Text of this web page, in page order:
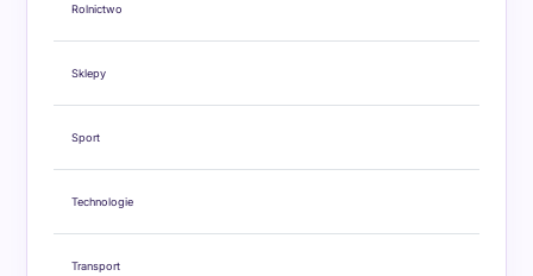
Rolnictwo
Sklepy
Sport
Technologie
Transport